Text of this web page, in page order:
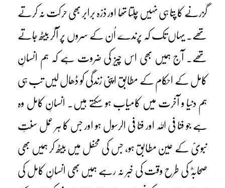
گزرنے کا پتا ہی نہیں چلتا تھا اور ذرّہ برابر بھی حرکت نہ کرتے
تھے۔ یہاں تک کہ پرندے اُن کے سروں پر آکر بیٹھ جاتے
تھے۔ آج ہمیں بھی اس چیز کی ضروت ہے کہ ہم انسانِ
کامل کے احکام کے مطابق اپنی زندگی کو ڈھال لیں تب ہی
ہم دنیا و آخرت میں کامیاب ہو سکتے ہیں۔ انسانِ کامل وہ
ہے جو فنا فی اللہ اور فنا فی الرسول ہو اور جس کا ہر عمل سنتِ
نبویؐ کے عین مطابق ہو، جس کی محفل میں بیٹھ کر ہمیں بھی
صحابہؓ کی طرح وقت کی خبر نہ رہے ہمیں بھی انسانِ کامل کی